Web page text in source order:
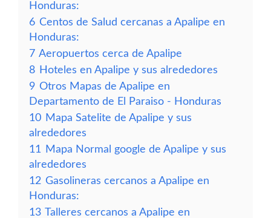
Honduras:
6 Centos de Salud cercanas a Apalipe en
Honduras:
7 Aeropuertos cerca de Apalipe
8 Hoteles en Apalipe y sus alrededores
9 Otros Mapas de Apalipe en
Departamento de El Paraiso - Honduras
10 Mapa Satelite de Apalipe y sus
alrededores
11
Mapa Normal google de Apalipe y sus
alrededores
12 Gasolineras cercanos a Apalipe en
Honduras:
13 Talleres cercanos a Apalipe en